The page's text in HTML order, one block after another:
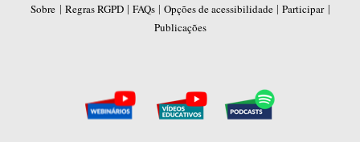
Sobre | Regras RGPD| FAQs| Opções de acessibilidade| Participar|
Publicações